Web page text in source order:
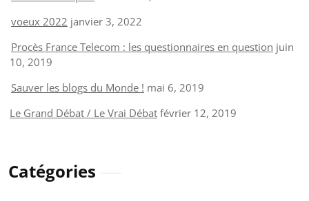
voeux 2022 janvier 3, 2022
Procès France Telecom : les questionnaires en question juin
10, 2019
Sauver les blogs du Monde ! mai 6, 2019
Le Grand Débat / Le Vrai Débat février 12, 2019
Catégories